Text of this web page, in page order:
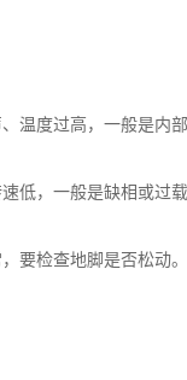
度过高，一般是内部
，一般是缺相或过载
检查地脚是否松动。